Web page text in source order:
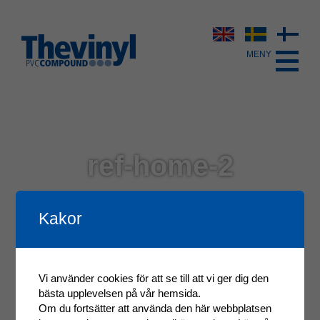
ref-home-2
Kakor
Vi använder cookies för att se till att vi ger dig den
bästa upplevelsen på vår hemsida.
Om du fortsätter att använda den här webbplatsen